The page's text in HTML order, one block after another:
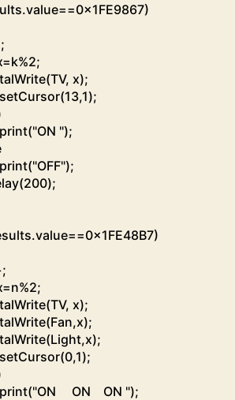
.value==0x1FE9867)
;
=k%2;
(TV, x);
setCursor(13,1);
print("ON ");
print("OFF");
.value==0x1FE48B7)
;
=n%2;
(TV, x);
(Fan,x);
(Light,x);
setCursor(0,1);
print("ON     ON    ON ");